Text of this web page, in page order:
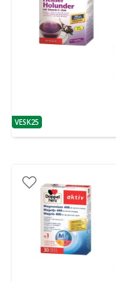
patarimas
VESK25